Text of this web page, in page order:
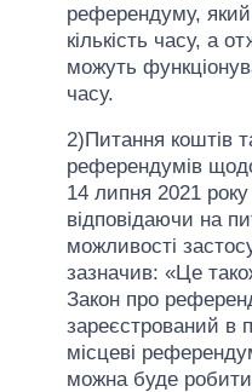
референдуму,
кількість часу, а
можуть
часу.
2)Питання коштів
референдумів
14 липня 2021
відповідаючи на
можливості
зазначив: «Це
Закон про
зареєстрований в
місцеві
можна буде